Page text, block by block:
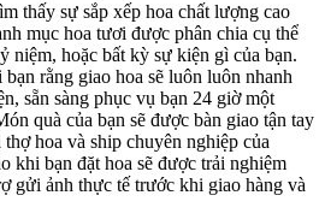
thấy sự sắp xếp hoa chất lượng cao
mục hoa tươi được phân chia cụ thể
niệm, hoặc bất kỳ sự kiện gì của bạn.
rằng giao hoa sẽ luôn luôn nhanh
sẵn sàng phục vụ bạn 24 giờ một
quà của bạn sẽ được bàn giao tận tay
hoa và ship chuyên nghiệp của
khi bạn đặt hoa sẽ được trải nghiệm
gửi ảnh thực tế trước khi giao hàng và